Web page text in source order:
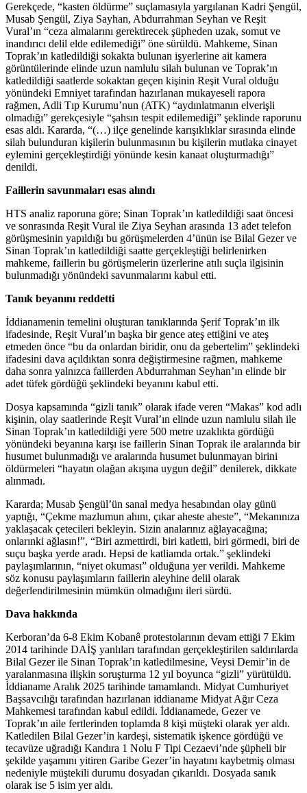
Gerekçede, “kasten öldürme” suçlamasıyla yargılanan Kadri Şengül,
Musab Şengül, Ziya Sayhan, Abdurrahman Seyhan ve Reşit
Vural’ın “ceza almalarını gerektirecek şüpheden uzak, somut ve
inandırıcı delil elde edilemediği” öne sürüldü. Mahkeme, Sinan
Toprak’ın katledildiği sokakta bulunan işyerlerine ait kamera
görüntülerinde elinde uzun namlulu silah bulunan ve Toprak’ın
katledildiği saatlerde sokaktan geçen kişinin Reşit Vural olduğu
yönündeki Emniyet tarafından hazırlanan mukayeseli rapora
rağmen, Adli Tıp Kurumu’nun (ATK) “aydınlatmanın elverişli
olmadığı” gerekçesiyle “şahsın tespit edilemediği” şeklinde raporunu
esas aldı. Kararda, “(…) ilçe genelinde karışıklıklar sırasında elinde
silah bulunduran kişilerin bulunmasının bu kişilerin mutlaka cinayet
eylemini gerçekleştirdiği yönünde kesin kanaat oluşturmadığı”
denildi.
Faillerin savunmaları esas alındı
HTS analiz raporuna göre; Sinan Toprak’ın katledildiği saat öncesi
ve sonrasında Reşit Vural ile Ziya Seyhan arasında 13 adet telefon
görüşmesinin yapıldığı bu görüşmelerden 4’ünün ise Bilal Gezer ve
Sinan Toprak’ın katledildiği saatte gerçekleştiği belirlenirken
mahkeme, faillerin bu görüşmelerin üzerlerine atılı suçla ilgisinin
bulunmadığı yönündeki savunmalarını kabul etti.
Tanık beyanını reddetti
İddianamenin temelini oluşturan tanıklarında Şerif Toprak’ın ilk
ifadesinde, Reşit Vural’ın başka bir gence ateş ettiğini ve ateş
etmeden önce “bu da onlardan biridir, onu da gebertelim” şeklindeki
ifadesini dava açıldıktan sonra değiştirmesine rağmen, mahkeme
daha sonra yalnızca faillerden Abdurrahman Seyhan’ın elinde bir
adet tüfek gördüğü şeklindeki beyanını kabul etti.
Dosya kapsamında “gizli tanık” olarak ifade veren “Makas” kod adlı
kişinin, olay saatlerinde Reşit Vural’ın elinde uzun namlulu silah ile
Sinan Toprak’ın katledildiği yere 500 metre uzaklıkta gördüğü
yönündeki beyanına karşı ise faillerin Sinan Toprak ile aralarında bir
husumet bulunmadığı ve aralarında husumet bulunmayan birini
öldürmeleri “hayatın olağan akışına uygun değil” denilerek, dikkate
alınmadı.
Kararda; Musab Şengül’ün sanal medya hesabından olay günü
yaptığı, “Çekme mazlumun ahını, çıkar aheste aheste”, “Mekanınıza
yaklaşacak çetecileri bekleyin. Sizin analarınız ağlayacağına;
onlarınki ağlasın!”, “Biri azmettirdi, biri katletti, biri görmedi, biri de
suçu başka yerde aradı. Hepsi de katliamda ortak.” şeklindeki
paylaşımlarının, “niyet okuması” olduğuna yer verildi. Mahkeme
söz konusu paylaşımların faillerin aleyhine delil olarak
değerlendirilmesinin mümkün olmadığını ileri sürdü.
Dava hakkında
Kerboran’da 6-8 Ekim Kobanê protestolarının devam ettiği 7 Ekim
2014 tarihinde DAİŞ yanlıları tarafından gerçekleştirilen saldırılarda
Bilal Gezer ile Sinan Toprak’ın katledilmesine, Veysi Demir’in de
yaralanmasına ilişkin soruşturma 12 yıl boyunca “gizli” yürütüldü.
İddianame Aralık 2025 tarihinde tamamlandı. Midyat Cumhuriyet
Başsavcılığı tarafından hazırlanan iddianame Midyat Ağır Ceza
Mahkemesi tarafından kabul edildi. İddianamede, Gezer ve
Toprak’ın aile fertlerinden toplamda 8 kişi müşteki olarak yer aldı.
Katledilen Bilal Gezer’in kardeşi, sistematik işkence gördüğü ve
tecavüze uğradığı Kandıra 1 Nolu F Tipi Cezaevi’nde şüpheli bir
şekilde yaşamını yitiren Garibe Gezer’in hayatını kaybetmiş olması
nedeniyle müştekili durumu dosyadan çıkarıldı. Dosyada sanık
olarak ise 5 isim yer aldı.